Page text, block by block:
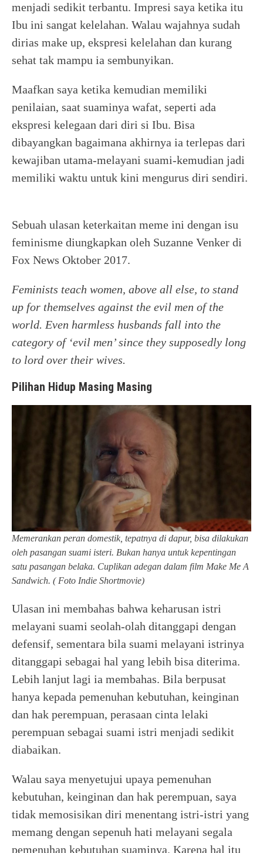
menjadi sedikit terbantu. Impresi saya ketika itu
Ibu ini sangat kelelahan. Walau wajahnya sudah
dirias make up, ekspresi kelelahan dan kurang
sehat tak mampu ia sembunyikan.
Maafkan saya ketika kemudian memiliki
penilaian, saat suaminya wafat, seperti ada
ekspresi kelegaan dari diri si Ibu. Bisa
dibayangkan bagaimana akhirnya ia terlepas dari
kewajiban utama-melayani suami-kemudian jadi
memiliki waktu untuk kini mengurus diri sendiri.
Sebuah ulasan keterkaitan meme ini dengan isu
feminisme diungkapkan oleh Suzanne Venker di
Fox News Oktober 2017.
Feminists teach women, above all else, to stand
up for themselves against the evil men of the
world. Even harmless husbands fall into the
category of ‘evil men’ since they supposedly long
to lord over their wives.
Pilihan Hidup Masing Masing
Memerankan peran domestik, tepatnya di dapur, bisa dilakukan
oleh pasangan suami isteri. Bukan hanya untuk kepentingan
satu pasangan belaka. Cuplikan adegan dalam film Make Me A
Sandwich. ( Foto Indie Shortmovie)
Ulasan ini membahas bahwa keharusan istri
melayani suami seolah-olah ditanggapi dengan
defensif, sementara bila suami melayani istrinya
ditanggapi sebagai hal yang lebih bisa diterima.
Lebih lanjut lagi ia membahas. Bila berpusat
hanya kepada pemenuhan kebutuhan, keinginan
dan hak perempuan, perasaan cinta lelaki
perempuan sebagai suami istri menjadi sedikit
diabaikan.
Walau saya menyetujui upaya pemenuhan
kebutuhan, keinginan dan hak perempuan, saya
tidak memosisikan diri menentang istri-istri yang
memang dengan sepenuh hati melayani segala
pemenuhan kebutuhan suaminya. Karena hal itu